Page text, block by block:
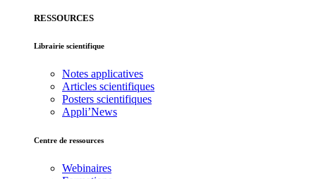
RESSOURCES
Librairie scientifique
Notes applicatives
Articles scientifiques
Posters scientifiques
Appli’News
Centre de ressources
Webinaires